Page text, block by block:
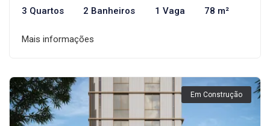
3 Quartos 2 Banheiros 1 Vaga 78 m²
Mais informações
Em Construção